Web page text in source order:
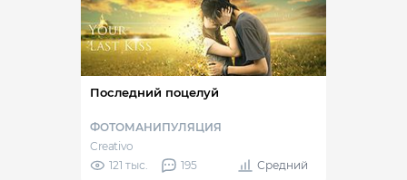
Последний поцелуй
ФОТОМАНИПУЛЯЦИЯ
Creativo
121 тыс.
195 Средний